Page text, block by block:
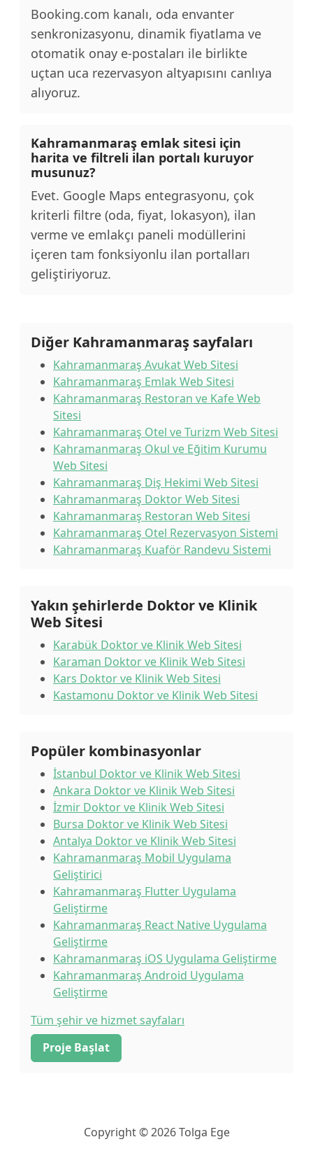
Booking.com kanalı, oda envanter
senkronizasyonu, dinamik fiyatlama ve
otomatik onay e-postaları ile birlikte
uçtan uca rezervasyon altyapısını canlıya
alıyoruz.
Kahramanmaraş emlak sitesi için
harita ve filtreli ilan portalı kuruyor
musunuz?
Evet. Google Maps entegrasyonu, çok
kriterli filtre (oda, fiyat, lokasyon), ilan
verme ve emlakçı paneli modüllerini
içeren tam fonksiyonlu ilan portalları
geliştiriyoruz.
Diğer Kahramanmaraş sayfaları
Kahramanmaraş Avukat Web Sitesi
Kahramanmaraş Emlak Web Sitesi
Kahramanmaraş Restoran ve Kafe Web
Sitesi
Kahramanmaraş Otel ve Turizm Web Sitesi
Kahramanmaraş Okul ve Eğitim Kurumu
Web Sitesi
Kahramanmaraş Diş Hekimi Web Sitesi
Kahramanmaraş Doktor Web Sitesi
Kahramanmaraş Restoran Web Sitesi
Kahramanmaraş Otel Rezervasyon Sistemi
Kahramanmaraş Kuaför Randevu Sistemi
Yakın şehirlerde Doktor ve Klinik
Web Sitesi
Karabük Doktor ve Klinik Web Sitesi
Karaman Doktor ve Klinik Web Sitesi
Kars Doktor ve Klinik Web Sitesi
Kastamonu Doktor ve Klinik Web Sitesi
Popüler kombinasyonlar
İstanbul Doktor ve Klinik Web Sitesi
Ankara Doktor ve Klinik Web Sitesi
İzmir Doktor ve Klinik Web Sitesi
Bursa Doktor ve Klinik Web Sitesi
Antalya Doktor ve Klinik Web Sitesi
Kahramanmaraş Mobil Uygulama
Geliştirici
Kahramanmaraş Flutter Uygulama
Geliştirme
Kahramanmaraş React Native Uygulama
Geliştirme
Kahramanmaraş iOS Uygulama Geliştirme
Kahramanmaraş Android Uygulama
Geliştirme
Tüm şehir ve hizmet sayfaları
Proje Başlat
Copyright © 2026 Tolga Ege